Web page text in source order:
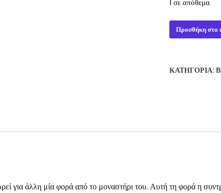
1 σε απόθεμα
ΤΟ
ΚΑΛΟΚΑΙΡΙ
-
Προσθήκη στο
ΚΑΤΗΓΟΡΊΑ:
για άλλη μία φορά από το μοναστήρι του. Αυτή τη φορά η